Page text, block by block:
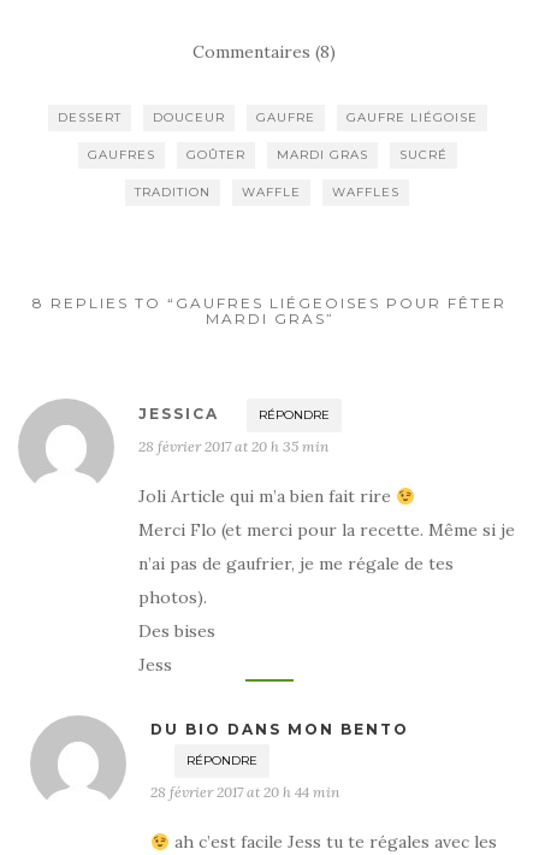
Commentaires (8)
DESSERT DOUCEUR GAUFRE GAUFRE LIÉGOISE
GAUFRES GOÛTER MARDI GRAS SUCRÉ
TRADITION WAFFLE WAFFLES
8 REPLIES TO “GAUFRES LIÉGEOISES POUR FÊTER
MARDI GRAS”
JESSICA RÉPONDRE
28 février 2017 at 20 h 35 min
Joli Article qui m’a bien fait rire
Merci Flo (et merci pour la recette. Même si je
n’ai pas de gaufrier, je me régale de tes
photos).
Des bises
Jess
DU BIO DANS MON BENTO
RÉPONDRE
28 février 2017 at 20 h 44 min
ah c’est facile Jess tu te régales avec les